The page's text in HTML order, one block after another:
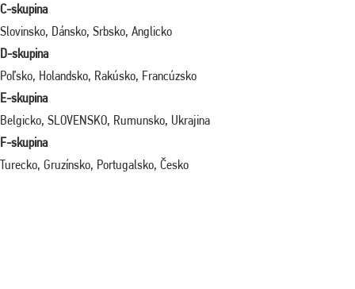
C-skupina
Slovinsko, Dánsko, Srbsko, Anglicko
D-skupina
Poľsko, Holandsko, Rakúsko, Francúzsko
E-skupina
Belgicko, SLOVENSKO, Rumunsko, Ukrajina
F-skupina
Turecko, Gruzínsko, Portugalsko, Česko